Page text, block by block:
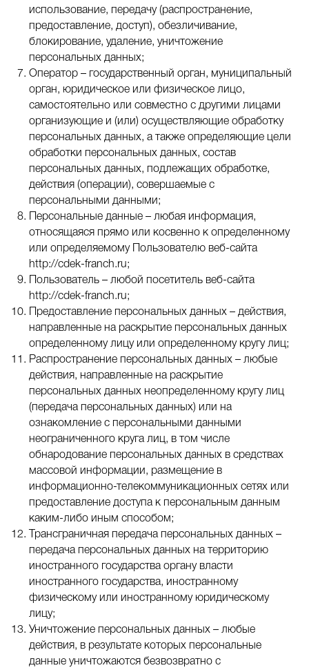
использование, передачу (распространение,
предоставление, доступ), обезличивание,
блокирование, удаление, уничтожение
персональных данных;
Оператор – государственный орган, муниципальный
орган, юридическое или физическое лицо,
самостоятельно или совместно с другими лицами
организующие и (или) осуществляющие обработку
персональных данных, а также определяющие цели
обработки персональных данных, состав
персональных данных, подлежащих обработке,
действия (операции), совершаемые с
персональными данными;
Персональные данные – любая информация,
относящаяся прямо или косвенно к определенному
или определяемому Пользователю веб-сайта
http://cdek-franch.ru;
Пользователь – любой посетитель веб-сайта
http://cdek-franch.ru;
Предоставление персональных данных – действия,
направленные на раскрытие персональных данных
определенному лицу или определенному кругу лиц;
Распространение персональных данных – любые
действия, направленные на раскрытие
персональных данных неопределенному кругу лиц
(передача персональных данных) или на
ознакомление с персональными данными
неограниченного круга лиц, в том числе
обнародование персональных данных в средствах
массовой информации, размещение в
информационно-телекоммуникационных сетях или
предоставление доступа к персональным данным
каким-либо иным способом;
Трансграничная передача персональных данных –
передача персональных данных на территорию
иностранного государства органу власти
иностранного государства, иностранному
физическому или иностранному юридическому
лицу;
Уничтожение персональных данных – любые
действия, в результате которых персональные
данные уничтожаются безвозвратно с